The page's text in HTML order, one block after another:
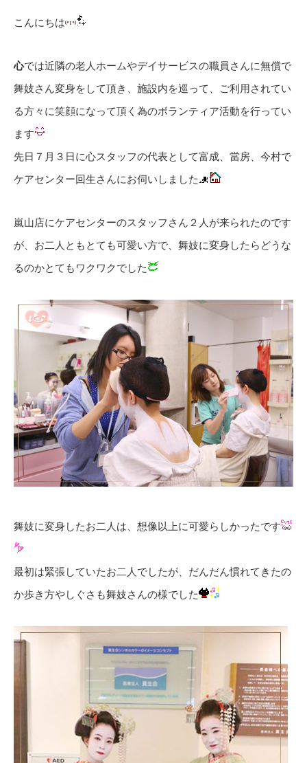
こんにちは
心では近隣の老人ホームやデイサービスの職員さんに無償で
舞妓さん変身をして頂き、施設内を巡って、ご利用されてい
る方々に笑顔になって頂く為のボランティア活動を行ってい
ます
先日７月３日に心スタッフの代表として富成、當房、今村で
ケアセンター回生さんにお伺いしました
嵐山店にケアセンターのスタッフさん２人が来られたのです
が、お二人ともとても可愛い方で、舞妓に変身したらどうな
るのかとてもワクワクでした
舞妓に変身したお二人は、想像以上に可愛らしかったです
最初は緊張していたお二人でしたが、だんだん慣れてきたの
か歩き方やしぐさも舞妓さんの様でした